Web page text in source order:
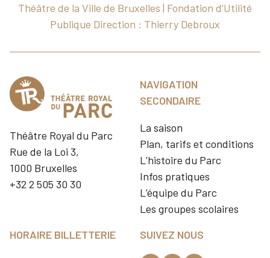
Théâtre de la Ville de Bruxelles | Fondation d’Utilité
Publique Direction : Thierry Debroux
Théâtre Royal du Parc
Rue de la Loi 3,
1000 Bruxelles
+32 2 505 30 30
NAVIGATION
SECONDAIRE
La saison
Plan, tarifs et conditions
L’histoire du Parc
Infos pratiques
L’équipe du Parc
Les groupes scolaires
HORAIRE BILLETTERIE
SUIVEZ NOUS